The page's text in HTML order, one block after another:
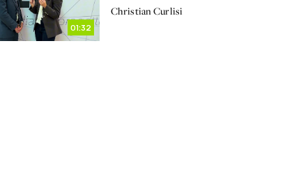
01:32
tuo impianto biogas
Christian Curlisi